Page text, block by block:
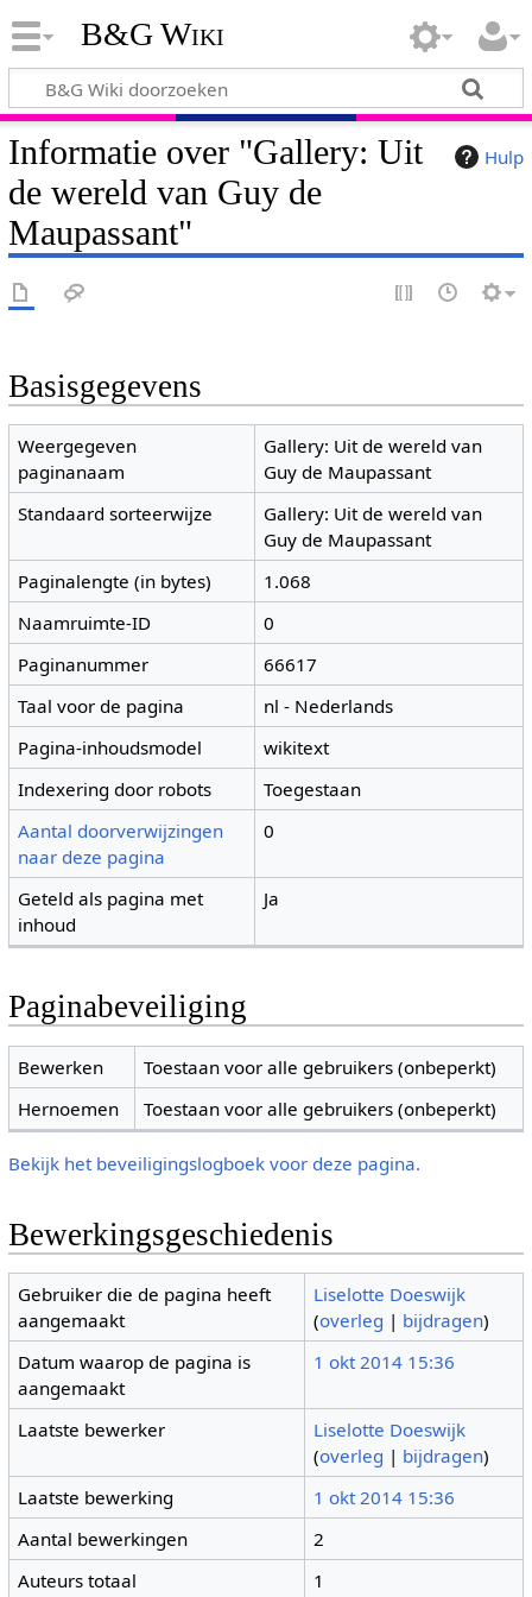
B&G Wiki
Hulp
Informatie over "Gallery: Uit
de wereld van Guy de
Maupassant"
Basisgegevens
Weergegeven
paginanaam
Gallery: Uit de wereld van
Guy de Maupassant
Standaard sorteerwijze
Gallery: Uit de wereld van
Guy de Maupassant
Paginalengte (in bytes)
1.068
Naamruimte-ID
0
Paginanummer
66617
Taal voor de pagina
nl - Nederlands
Pagina-inhoudsmodel
wikitext
Indexering door robots
Toegestaan
Aantal doorverwijzingen
naar deze pagina
0
Geteld als pagina met
inhoud
Ja
Paginabeveiliging
Bewerken
Toestaan voor alle gebruikers (onbeperkt)
Hernoemen
Toestaan voor alle gebruikers (onbeperkt)
Bekijk het beveiligingslogboek voor deze pagina.
Bewerkingsgeschiedenis
Gebruiker die de pagina heeft
aangemaakt
Liselotte Doeswijk
(overleg | bijdragen)
Datum waarop de pagina is
aangemaakt
1 okt 2014 15:36
Laatste bewerker
Liselotte Doeswijk
(overleg | bijdragen)
Laatste bewerking
1 okt 2014 15:36
Aantal bewerkingen
2
Auteurs totaal
1